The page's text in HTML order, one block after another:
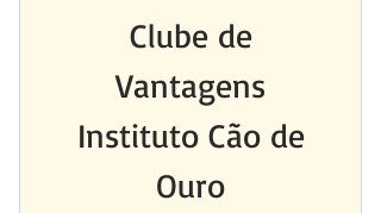
Clube de
Vantagens
Instituto Cão de
Ouro